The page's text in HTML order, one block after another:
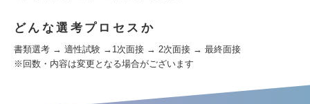
どんな選考プロセスか
書類選考 → 適性試験 →1次面接 → 2次面接 → 最終面接
※回数・内容は変更となる場合がございます